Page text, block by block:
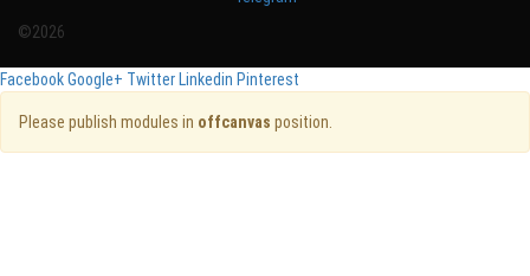
©2026
FacebookGoogle+ Twitter Linkedin Pinterest
Please publish modules in offcanvas position.